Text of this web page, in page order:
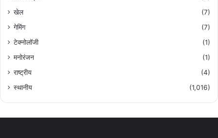
खेल
(7)
गेमिंग
(7)
टेक्नोलॉजी
(1)
मनोरंजन
(1)
राष्ट्रीय
(4)
स्थानीय
(1,016)